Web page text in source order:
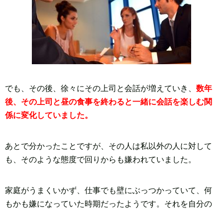
でも、その後、徐々にその上司と会話が増えていき、 数年
後、その上司と昼の食事を終わると一緒に会話を楽しむ関
係に変化していました。
あとで分かったことですが、その人は私以外の人に対して
も、そのような態度で回りからも嫌われていました。
家庭がうまくいかず、仕事でも壁にぶっつかっていて、何
もかも嫌になっていた時期だったようです。それを自分の